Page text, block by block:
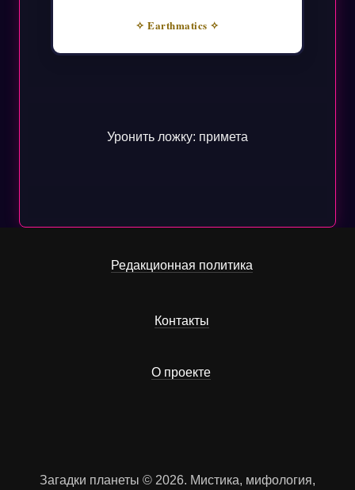
✧ Earthmatics ✧
Уронить ложку: примета
Редакционная политика
Контакты
О проекте
Загадки планеты © 2026. Мистика, мифология,